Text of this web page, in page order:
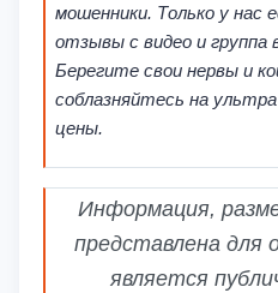
мошенники. Только у нас
отзывы с видео и группа
Берегите свои нервы и
соблазняйтесь на
цены.
Информация,
представлена для
является